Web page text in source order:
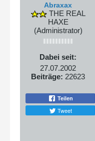
Abraxax
THE REAL
HAXE
(Administrator)
Dabei seit:
27.07.2002
Beiträge: 22623
Teilen
Tweet